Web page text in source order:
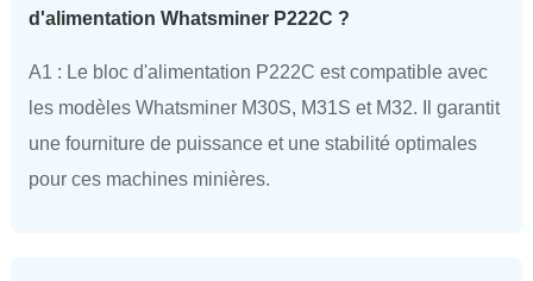
d'alimentation Whatsminer P222C ?
A1 : Le bloc d'alimentation P222C est compatible avec
les modèles Whatsminer M30S, M31S et M32. Il garantit
une fourniture de puissance et une stabilité optimales
pour ces machines minières.